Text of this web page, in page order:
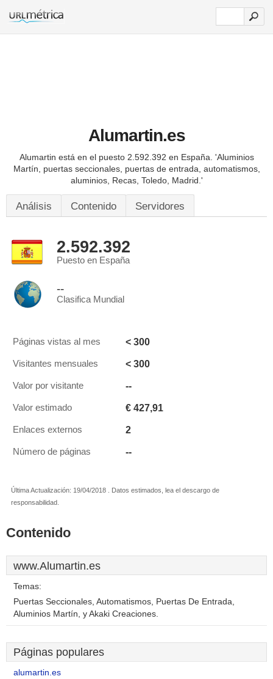
Alumartin.es
Alumartin está en el puesto 2.592.392 en España. 'Aluminios
Martín, puertas seccionales, puertas de entrada, automatismos,
aluminios, Recas, Toledo, Madrid.'
Análisis Contenido Servidores
2.592.392
Puesto en España
--
Clasifica Mundial
Páginas vistas al mes < 300
Visitantes mensuales < 300
Valor por visitante --
Valor estimado € 427,91
Enlaces externos 2
Número de páginas --
Última Actualización: 19/04/2018 . Datos estimados, lea el descargo de
responsabilidad.
Contenido
www.Alumartin.es
Temas:
Puertas Seccionales, Automatismos, Puertas De Entrada,
Aluminios Martín, y Akaki Creaciones.
Páginas populares
alumartin.es